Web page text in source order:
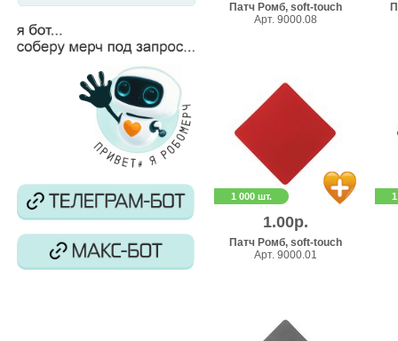
Патч Ромб, soft-touch
Арт. 9000.08
1 000 шт.
1.00р.
Патч Ромб, soft-touch
Арт. 9000.01